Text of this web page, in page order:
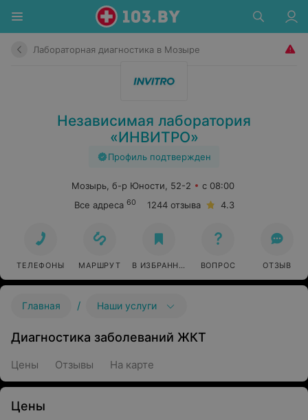
Лабораторная диагностика в Мозыре
Независимая лаборатория
«ИНВИТРО»
Профиль подтвержден
Мозырь, б-р Юности, 52-2
с 08:00
Все адреса 60 1244 отзыва 4.3
ТЕЛЕФОНЫ МАРШРУТ В ИЗБРАННОЕ ВОПРОС ОТЗЫВ
Главная / Наши услуги
Диагностика заболеваний ЖКТ
Цены Отзывы На карте
Цены